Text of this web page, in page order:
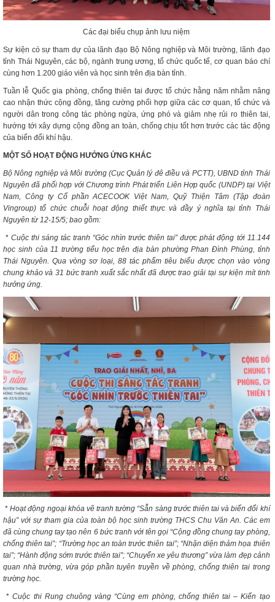
Các đại biểu chụp ảnh lưu niệm
Sự kiện có sự tham dự của lãnh đạo Bộ Nông nghiệp và Môi trường, lãnh đạo
tỉnh Thái Nguyên, các bộ, ngành trung ương, tổ chức quốc tế, cơ quan báo chí
cùng hơn 1.200 giáo viên và học sinh trên địa bàn tỉnh.
Tuần lễ Quốc gia phòng, chống thiên tai được tổ chức hằng năm nhằm nâng
cao nhận thức cộng đồng, tăng cường phối hợp giữa các cơ quan, tổ chức và
người dân trong công tác phòng ngừa, ứng phó và giảm nhẹ rủi ro thiên tai,
hướng tới xây dựng cộng đồng an toàn, chống chịu tốt hơn trước các tác động
của biến đổi khí hậu.
MỘT SỐ HOẠT ĐỘNG HƯỞNG ỨNG KHÁC
Bộ Nông nghiệp và Môi trường (Cục Quản lý đê điều và PCTT), UBND tỉnh Thái
Nguyên đã phối hợp với Chương trình Phát triển Liên Hợp quốc (UNDP) tại Việt
Nam, Công ty Cổ phần ACECOOK Việt Nam, Quỹ Thiện Tâm (Tập đoàn
Vingroup) tổ chức chuỗi hoạt động thiết thực và đầy ý nghĩa tại tỉnh Thái
Nguyên từ 12-15/5; bao gồm:
*Cuộc thi sáng tác tranh “Góc nhìn trước thiên tai” được phát động tới 11.144
học sinh của 11 trường tiểu học trên địa bàn phường Phan Đình Phùng, tỉnh
Thái Nguyên. Qua vòng sơ loại, 88 tác phẩm tiêu biểu được chọn vào vòng
chung khảo và 31 bức tranh xuất sắc nhất đã được trao giải tại sự kiện mít tinh
hưởng ứng.
*Hoạt động ngoại khóa vẽ tranh tường “Sẵn sàng trước thiên tai và biến đổi khí
hậu” với sự tham gia của toàn bộ học sinh trường THCS Chu Văn An. Các em
đã cùng chung tay tạo nên 6 bức tranh với tên gọi “Cộng đồng chung tay phòng,
chống thiên tai”; “Trường học an toàn trước thiên tai”; “Nhận diện thảm họa thiên
tai”; “Hành động sớm trước thiên tai”; “Chuyến xe yêu thương” vừa làm đẹp cảnh
quan nhà trường, vừa góp phần tuyên truyền về phòng, chống thiên tai trong
trường học.
*Cuộc thi Rung chuông vàng “Cùng em phòng, chống thiên tai – Kiến tạo